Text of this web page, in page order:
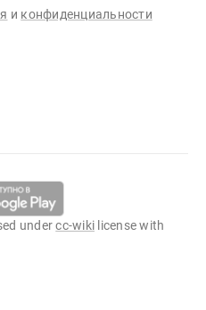
и конфиденциальности
undercc-wiki license with